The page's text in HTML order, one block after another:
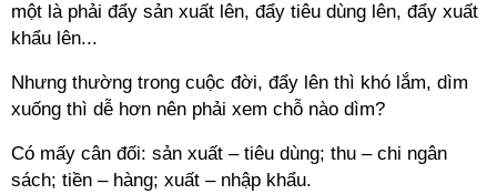
một là phải đẩy sản xuất lên, đẩy tiêu dùng lên, đẩy xuất
khẩu lên...
Nhưng thường trong cuộc đời, đẩy lên thì khó lắm, dìm
xuống thì dễ hơn nên phải xem chỗ nào dìm?
Có mấy cân đối: sản xuất – tiêu dùng; thu – chi ngân
sách; tiền – hàng; xuất – nhập khẩu.